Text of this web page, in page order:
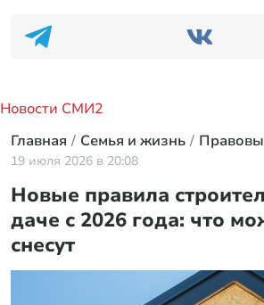
Новости СМИ2
Главная
Семья и жизнь
19 июля 2026 в 20:08
Новые правила
даче с 2026 года: что
снесут